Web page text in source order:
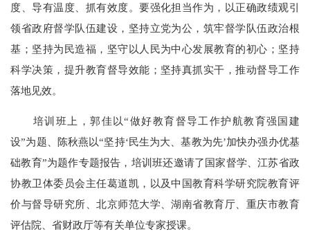
度、导有温度、抓有效度。要强化担当作为，以正确政绩观引
领省政府督学队伍建设，坚持立党为公，筑牢督学队伍政治根
基；坚持为民造福，坚守以人民为中心发展教育的初心；坚持
科学决策，提升教育督导效能；坚持真抓实干，推动督导工作
落地见效。
培训班上，郭佳以“做好教育督导工作护航教育强国建
设”为题、陈秋燕以“坚持‘民生为大、基教为先’加快办强办优基
础教育”为题作专题报告，培训班还邀请了国家督学、江苏省政
协教卫体委员会主任葛道凯，以及中国教育科学研究院教育评
价与督导研究所、北京师范大学、湖南省教育厅、重庆市教育
评估院、省财政厅等有关单位专家授课。